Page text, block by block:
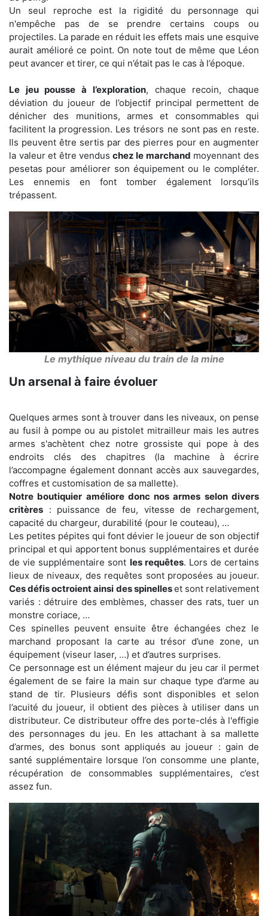
Un seul reproche est la rigidité du personnage qui
n'empêche pas de se prendre certains coups ou
projectiles. La parade en réduit les effets mais une esquive
aurait amélioré ce point. On note tout de même que Léon
peut avancer et tirer, ce qui n’était pas le cas à l’époque.
Le jeu pousse à l’exploration, chaque recoin, chaque
déviation du joueur de l’objectif principal permettent de
dénicher des munitions, armes et consommables qui
facilitent la progression. Les trésors ne sont pas en reste.
Ils peuvent être sertis par des pierres pour en augmenter
la valeur et être vendus chez le marchand moyennant des
pesetas pour améliorer son équipement ou le compléter.
Les ennemis en font tomber également lorsqu’ils
trépassent.
Le mythique niveau du train de la mine
Un arsenal à faire évoluer
Quelques armes sont à trouver dans les niveaux, on pense
au fusil à pompe ou au pistolet mitrailleur mais les autres
armes s'achètent chez notre grossiste qui pope à des
endroits clés des chapitres (la machine à écrire
l’accompagne également donnant accès aux sauvegardes,
coffres et customisation de sa mallette).
Notre boutiquier améliore donc nos armes selon divers
critères : puissance de feu, vitesse de rechargement,
capacité du chargeur, durabilité (pour le couteau), …
Les petites pépites qui font dévier le joueur de son objectif
principal et qui apportent bonus supplémentaires et durée
de vie supplémentaire sont les requêtes. Lors de certains
lieux de niveaux, des requêtes sont proposées au joueur.
Ces défis octroient ainsi des spinelleset sont relativement
variés : détruire des emblèmes, chasser des rats, tuer un
monstre coriace, …
Ces spinelles peuvent ensuite être échangées chez le
marchand proposant la carte au trésor d’une zone, un
équipement (viseur laser, …) et d’autres surprises.
Ce personnage est un élément majeur du jeu car il permet
également de se faire la main sur chaque type d’arme au
stand de tir. Plusieurs défis sont disponibles et selon
l’acuité du joueur, il obtient des pièces à utiliser dans un
distributeur. Ce distributeur offre des porte-clés à l'effigie
des personnages du jeu. En les attachant à sa mallette
d’armes, des bonus sont appliqués au joueur : gain de
santé supplémentaire lorsque l’on consomme une plante,
récupération de consommables supplémentaires, c’est
assez fun.